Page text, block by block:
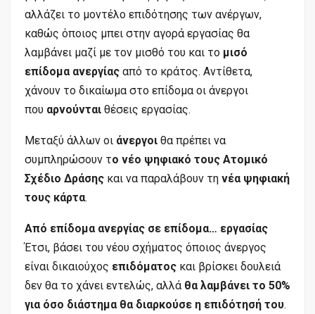
αλλάζει το μοντέλο επιδότησης των ανέργων,
καθώς όποιος μπει στην αγορά εργασίας θα
λαμβάνει μαζί με τον μισθό του και το μισό
επίδομα ανεργίας από το κράτος. Αντίθετα,
χάνουν το δικαίωμα στο επίδομα οι άνεργοι
που αρνούνται θέσεις εργασίας.
Μεταξύ άλλων οι άνεργοι θα πρέπει να
συμπληρώσουν το νέο ψηφιακό τους Ατομικό
Σχέδιο Δράσης και να παραλάβουν τη νέα ψηφιακή
τους κάρτα.
Από επίδομα ανεργίας σε επίδομα… εργασίας
Έτσι, βάσει του νέου σχήματος όποιος άνεργος
είναι δικαιούχος επιδόματος και βρίσκει δουλειά
δεν θα το χάνει εντελώς, αλλά θα λαμβάνει το 50%
για όσο διάστημα θα διαρκούσε η επιδότησή του.